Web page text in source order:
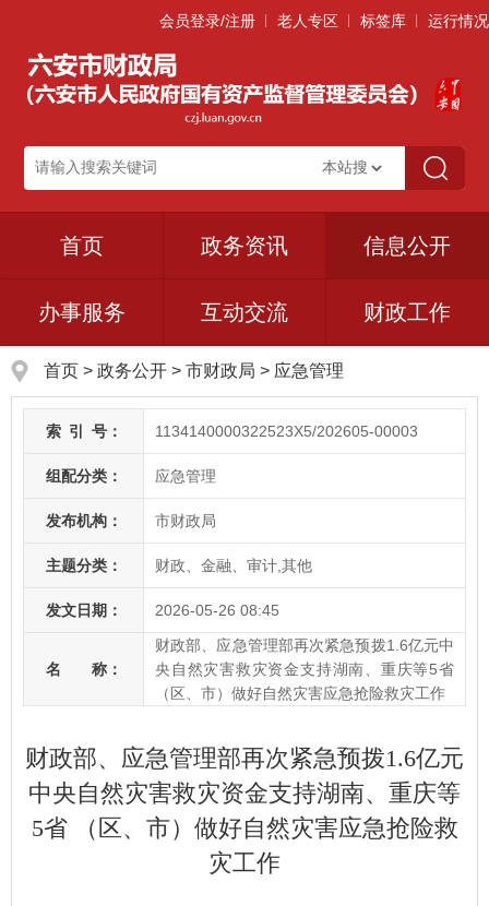
会员登录/注册 老人专区 标签库 运行情况
首页 政务资讯 信息公开
办事服务 互动交流 财政工作
首页 > 政务公开 > 市财政局 > 应急管理
索 引 号： 1134140000322523X5/202605-00003
组配分类： 应急管理
发布机构： 市财政局
主题分类： 财政、金融、审计,其他
发文日期： 2026-05-26 08:45
名 称：
财政部、应急管理部再次紧急预拨1.6亿元中
央自然灾害救灾资金支持湖南、重庆等5省
（区、市）做好自然灾害应急抢险救灾工作
财政部、应急管理部再次紧急预拨1.6亿元
中央自然灾害救灾资金支持湖南、重庆等
5省 （区、市）做好自然灾害应急抢险救
灾工作